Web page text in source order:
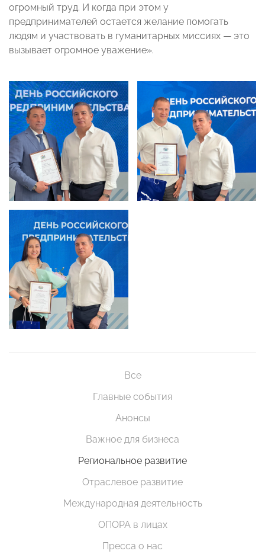
огромный труд. И когда при этом у
предпринимателей остается желание помогать
людям и участвовать в гуманитарных миссиях — это
вызывает огромное уважение».
Все
Главные события
Анонсы
Важное для бизнеса
Региональное развитие
Отраслевое развитие
Международная деятельность
ОПОРА в лицах
Пресса о нас